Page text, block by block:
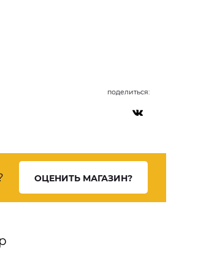
поделиться:
ОЦЕНИТЬ МАГАЗИН?